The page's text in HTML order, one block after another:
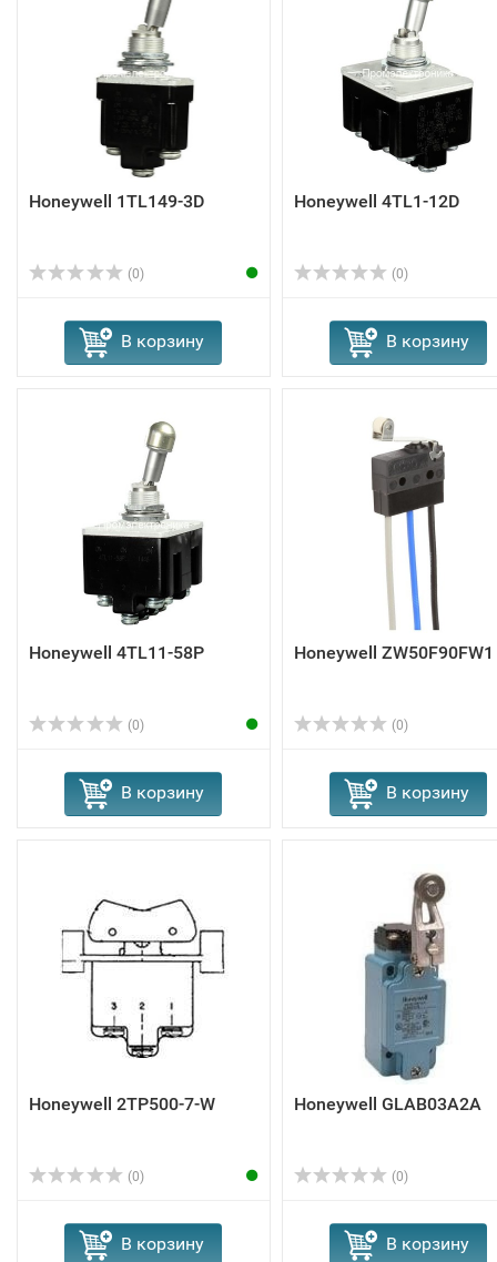
Honeywell 1TL149-3D
(0)
В корзину
Honeywell 4TL1-12D
(0)
В корзину
Honeywell 4TL11-58P
(0)
В корзину
Honeywell ZW50F90FW1
(0)
В корзину
Honeywell 2TP500-7-W
(0)
В корзину
Honeywell GLAB03A2A
(0)
В корзину